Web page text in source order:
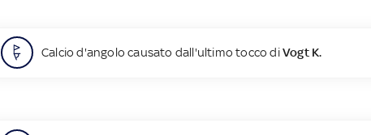
Calcio d'angolo causato dall'ultimo tocco diVogt K.